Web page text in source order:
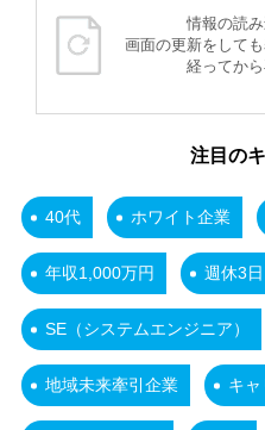
情報の読み
画面の更新をして
経ってから
注目の
40代 ホワイト企業
年収1,000万円 週休3日
SE（システムエンジニア）
地域未来牽引企業 キ